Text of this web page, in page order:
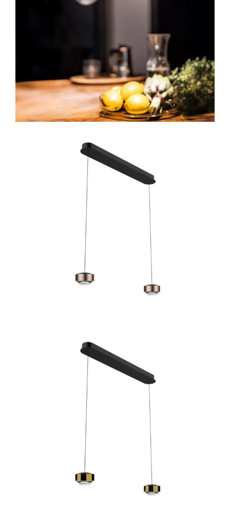
Referenzen
Marken
Ratgeber
Sale